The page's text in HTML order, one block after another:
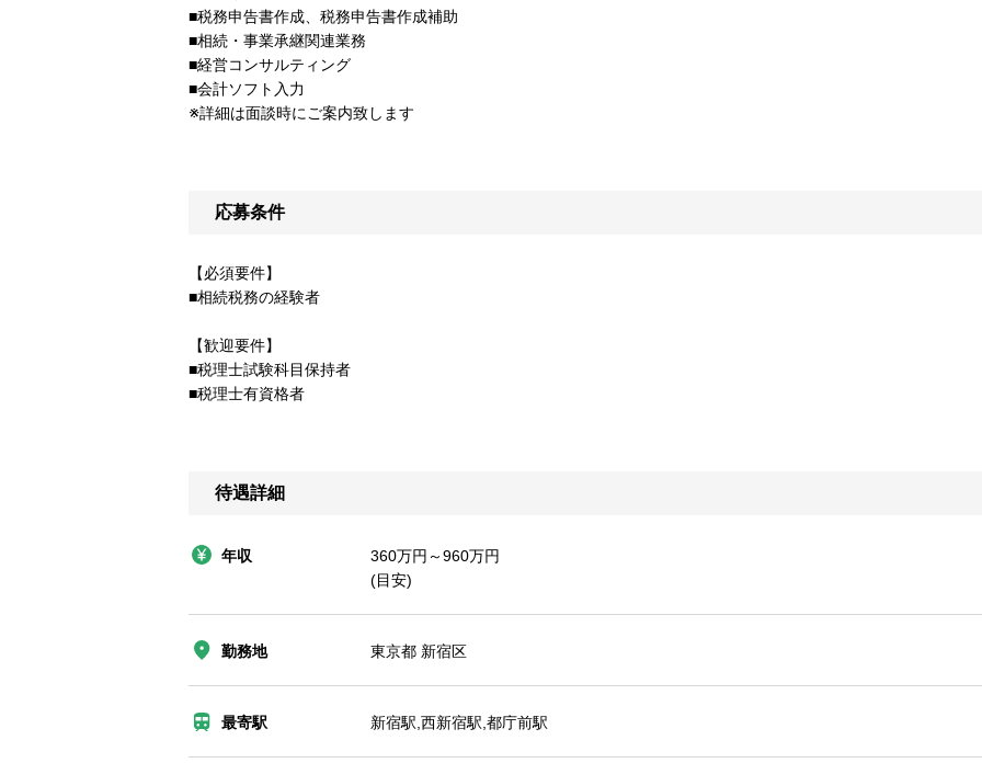
■税務申告書作成、税務申告書作成補助
■相続・事業承継関連業務
■経営コンサルティング
■会計ソフト入力
※詳細は面談時にご案内致します
応募条件
【必須要件】
■相続税務の経験者
【歓迎要件】
■税理士試験科目保持者
■税理士有資格者
待遇詳細
年収
360万円～960万円
(目安)
勤務地 東京都 新宿区
最寄駅 新宿駅,西新宿駅,都庁前駅